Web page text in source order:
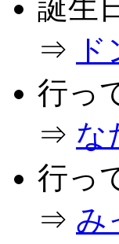
誕生
⇒
行っ
⇒ な
行っ
⇒ み